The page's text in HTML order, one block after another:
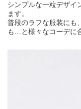
シンプルな一粒デザイ
ます。
普段のラフな服装にも
も…と様々なコーデに